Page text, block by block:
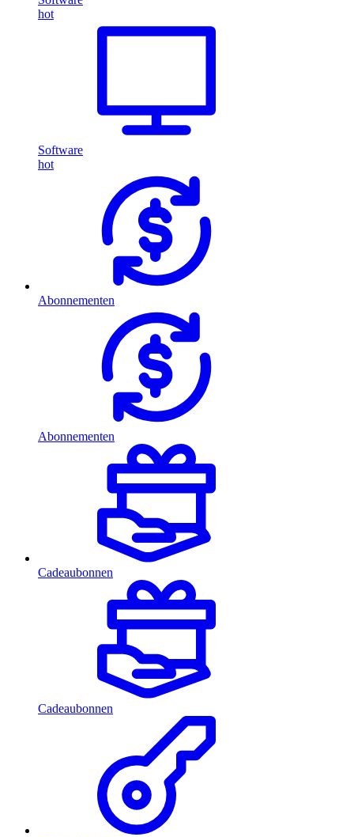
hot
Software
hot
Abonnementen
Abonnementen
Cadeaubonnen
Cadeaubonnen